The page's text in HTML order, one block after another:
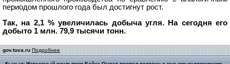
периодом прошлого года был достигнут рост.
Так, на 2,1 % увеличилась добыча угля. На сегодня его
добыто 1 млн. 79,9 тысячи тонн.
gov.tuva.ru Подробнее